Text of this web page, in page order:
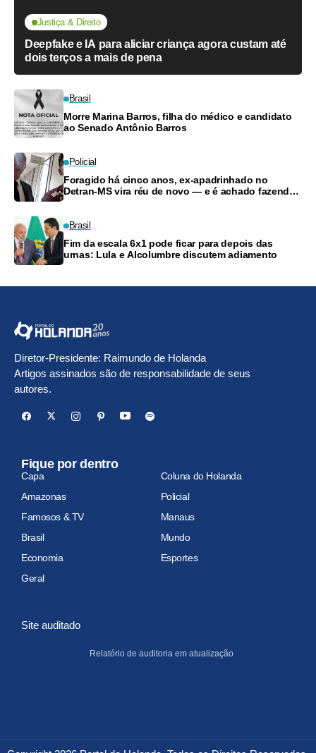
Justiça & Direito
Deepfake e IA para aliciar criança agora custam até
dois terços a mais de pena
Brasil
Morre Marina Barros, filha do médico e candidato
ao Senado Antônio Barros
Policial
Foragido há cinco anos, ex-apadrinhado no
Detran-MS vira réu de novo — e é achado fazendo
Brasil
Fim da escala 6x1 pode ficar para depois das
urnas: Lula e Alcolumbre discutem adiamento
Diretor-Presidente: Raimundo de Holanda
Artigos assinados são de responsabilidade de seus
autores.
Fique por dentro
Capa
Coluna do Holanda
Amazonas
Policial
Famosos & TV
Manaus
Brasil
Mundo
Economia
Esportes
Geral
Site auditado
Relatório de auditoria em atualização